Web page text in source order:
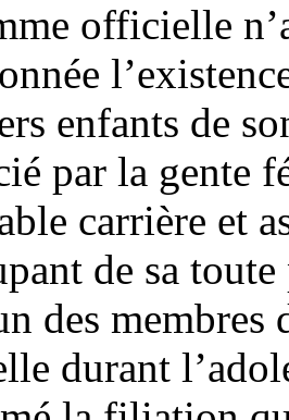
officielle
enfants de
par la gente
carrière et
de sa
des membres
durant